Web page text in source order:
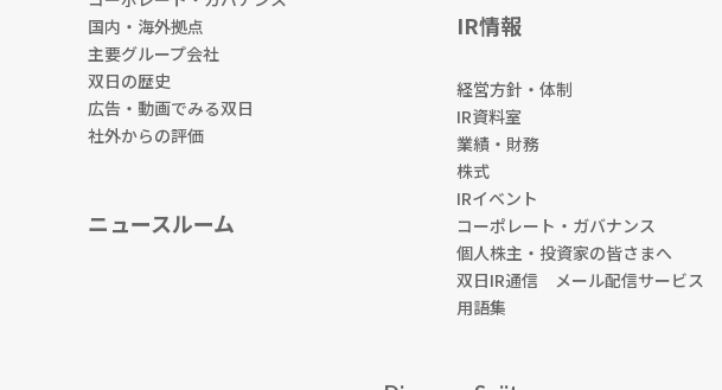
国内・海外拠点
主要グループ会社
双日の歴史
広告・動画でみる双日
社外からの評価
ニュースルーム
IR情報
経営方針・体制
IR資料室
業績・財務
株式
IRイベント
コーポレート・ガバナンス
個人株主・投資家の皆さまへ
双日IR通信 メール配信サービス
用語集